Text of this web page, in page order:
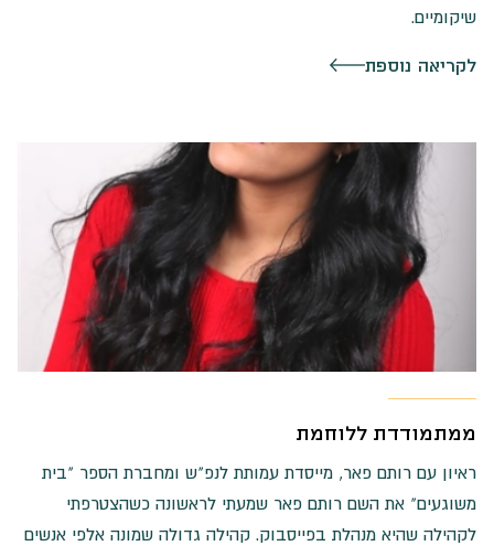
שיקומיים.
לקריאה נוספת
ממתמודדת ללוחמת
ראיון עם רותם פאר, מייסדת עמותת לנפ"ש ומחברת הספר "בית
משוגעים" את השם רותם פאר שמעתי לראשונה כשהצטרפתי
לקהילה שהיא מנהלת בפייסבוק. קהילה גדולה שמונה אלפי אנשים